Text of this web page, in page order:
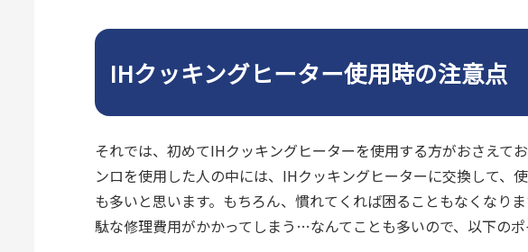
IHクッキングヒーター使用時の注意点
それでは、初めてIHクッキングヒーターを使用する方がおさえて
ンロを使用した人の中には、IHクッキングヒーターに交換して、
も多いと思います。もちろん、慣れてくれば困ることもなくなり
駄な修理費用がかかってしまう…なんてことも多いので、以下のポ